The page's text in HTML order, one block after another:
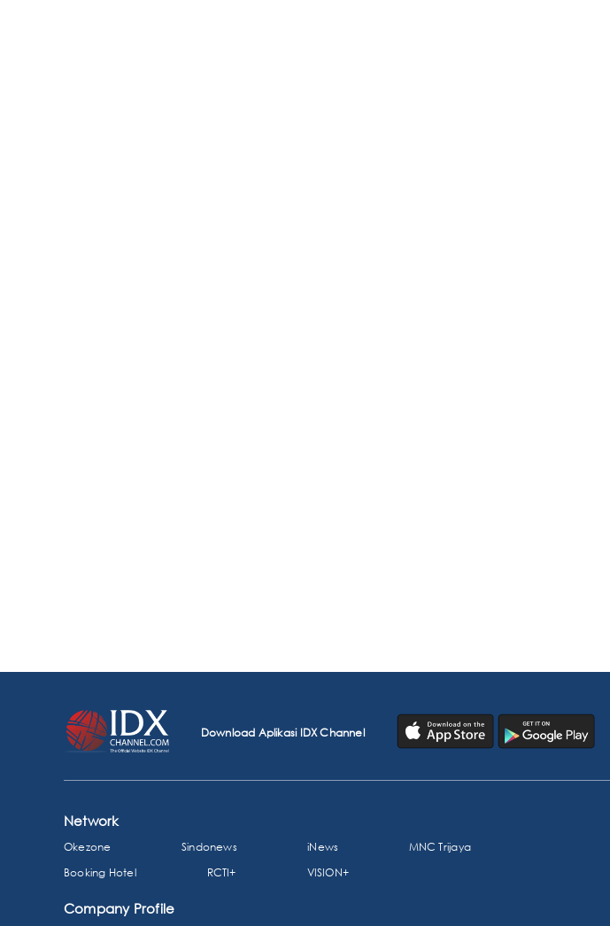
Download Aplikasi IDX Channel
Network
Okezone Sindonews iNews
MNC Trijaya
Booking Hotel
RCTI+ VISION+
Company Profile